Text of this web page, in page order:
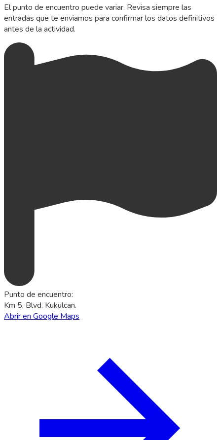
El punto de encuentro puede variar. Revisa siempre las
entradas que te enviamos para confirmar los datos definitivos
antes de la actividad.
Punto de encuentro:
Km 5, Blvd. Kukulcan.
Abrir en Google Maps